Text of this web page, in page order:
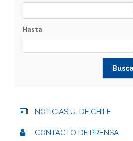
Hasta
NOTICIAS U. DE CHILE
CONTACTO DE PRENSA